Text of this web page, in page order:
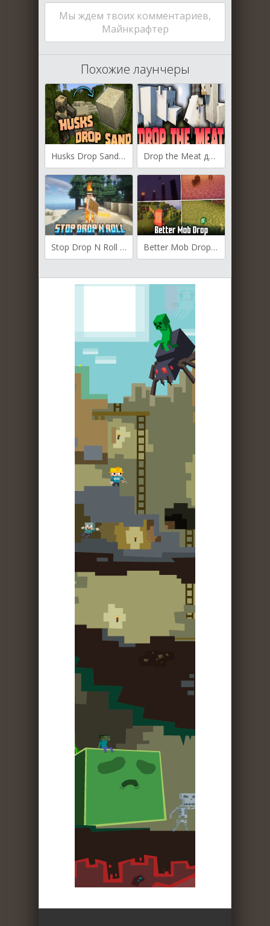
Мы ждем твоих комментариев,
Майнкрафтер
Похожие лаунчеры
Husks Drop Sand для Майнкрафт [1.21.7, 1.21.6] Drop the Meat для Майнкрафт [1.20.1, 1.20, 1.19.4]
Stop Drop N Roll для Майнкрафт [1.21.3, 1.21.1, 1.21] Better Mob Drop для Майнкрафт [1.21.1, 1.21]